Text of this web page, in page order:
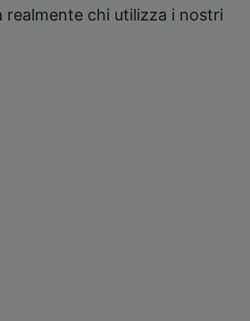
realmente chi utilizza i nostri